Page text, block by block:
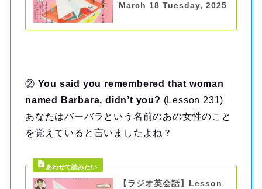
March 18 Tuesday, 2025
② You said you remembered that woman
named Barbara, didn’t you? (Lesson 231)
あなたはバーバラという名前のあの女性のこと
を覚えていると言いましたよね？
【ラジオ英会話】Lesson